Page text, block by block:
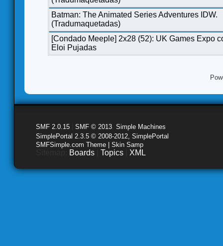
Batman: The Animated Series Adventures IDW.
(Tradumaquetadas)
[Condado Meeple] 2x28 (52): UK Games Expo
Eloi Pujadas
SMF 2.0.15 SMF © 2013 Simple Machines
SimplePortal 2.3.5 © 2008-2012, SimplePortal
SMFSimple.com Theme | Skin Samp
Boards Topics XML